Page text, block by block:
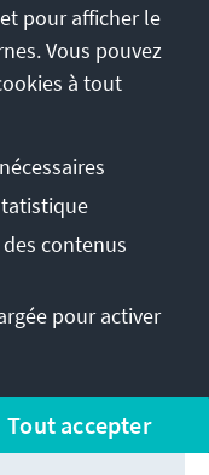
pour afficher le
Vous pouvez
à tout
contenus
pour activer
Tout accepter